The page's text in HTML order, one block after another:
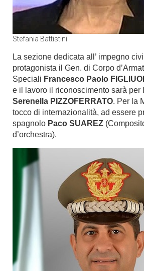
Stefania Battistini
La sezione dedicata all’ impegno
protagonista il Gen. di Corpo
Speciali Francesco Paolo
e il lavoro il riconoscimento sarà per
Serenella PIZZOFERRATO. Per la
tocco di internazionalità, ad essere
spagnolo Paco SUAREZ
d’orchestra).